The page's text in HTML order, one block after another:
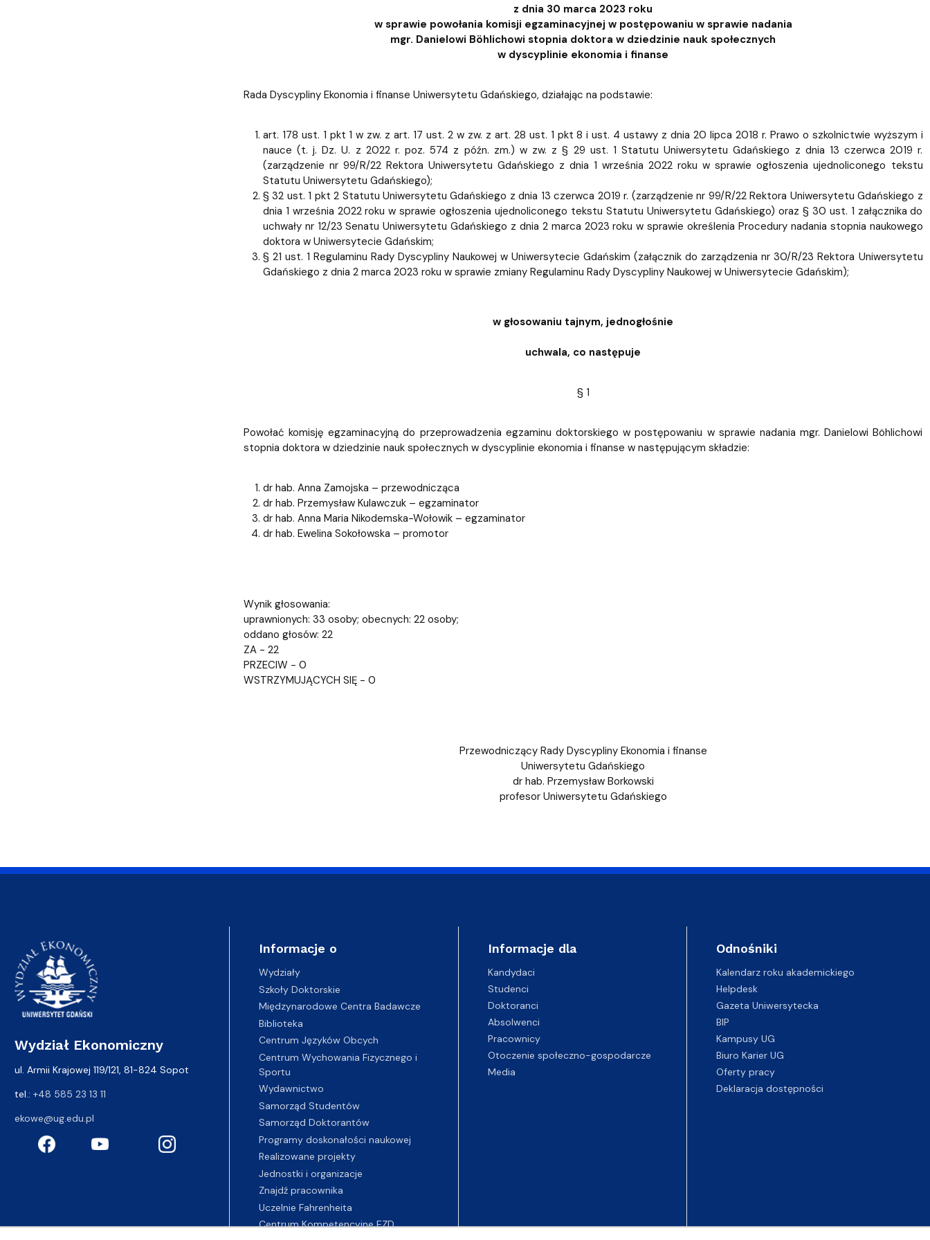
z dnia 30 marca 2023 roku
w sprawie powołania komisji egzaminacyjnej w postępowaniu w sprawie nadania
mgr. Danielowi Böhlichowi stopnia doktora w dziedzinie nauk społecznych
w dyscyplinie ekonomia i finanse
Rada Dyscypliny Ekonomia i finanse Uniwersytetu Gdańskiego, działając na podstawie:
art. 178 ust. 1 pkt 1 w zw. z art. 17 ust. 2 w zw. z art. 28 ust. 1 pkt 8 i ust. 4 ustawy z dnia 20 lipca 2018 r. Prawo o szkolnictwie wyższym i
nauce (t. j. Dz. U. z 2022 r. poz. 574 z późn. zm.) w zw. z § 29 ust. 1 Statutu Uniwersytetu Gdańskiego z dnia 13 czerwca 2019 r.
(zarządzenie nr 99/R/22 Rektora Uniwersytetu Gdańskiego z dnia 1 września 2022 roku w sprawie ogłoszenia ujednoliconego tekstu
Statutu Uniwersytetu Gdańskiego);
§ 32 ust. 1 pkt 2 Statutu Uniwersytetu Gdańskiego z dnia 13 czerwca 2019 r. (zarządzenie nr 99/R/22 Rektora Uniwersytetu Gdańskiego z
dnia 1 września 2022 roku w sprawie ogłoszenia ujednoliconego tekstu Statutu Uniwersytetu Gdańskiego) oraz § 30 ust. 1 załącznika do
uchwały nr 12/23 Senatu Uniwersytetu Gdańskiego z dnia 2 marca 2023 roku w sprawie określenia Procedury nadania stopnia naukowego
doktora w Uniwersytecie Gdańskim;
§ 21 ust. 1 Regulaminu Rady Dyscypliny Naukowej w Uniwersytecie Gdańskim (załącznik do zarządzenia nr 30/R/23 Rektora Uniwersytetu
Gdańskiego z dnia 2 marca 2023 roku w sprawie zmiany Regulaminu Rady Dyscypliny Naukowej w Uniwersytecie Gdańskim);
w głosowaniu tajnym, jednogłośnie
uchwala, co następuje
§ 1
Powołać komisję egzaminacyjną do przeprowadzenia egzaminu doktorskiego w postępowaniu w sprawie nadania mgr. Danielowi Böhlichowi
stopnia doktora w dziedzinie nauk społecznych w dyscyplinie ekonomia i finanse w następującym składzie:
dr hab. Anna Zamojska – przewodnicząca
dr hab. Przemysław Kulawczuk – egzaminator
dr hab. Anna Maria Nikodemska-Wołowik – egzaminator
dr hab. Ewelina Sokołowska – promotor
Wynik głosowania:
uprawnionych: 33 osoby; obecnych: 22 osoby;
oddano głosów: 22
ZA - 22
PRZECIW - 0
WSTRZYMUJĄCYCH SIĘ - 0
Przewodniczący Rady Dyscypliny Ekonomia i finanse
Uniwersytetu Gdańskiego
dr hab. Przemysław Borkowski
profesor Uniwersytetu Gdańskiego
Wydział Ekonomiczny
ul. Armii Krajowej 119/121, 81-824 Sopot
tel.: +48 585 23 13 11
ekowe@ug.edu.pl
Informacje o
Wydziały
Szkoły Doktorskie
Międzynarodowe Centra Badawcze
Biblioteka
Centrum Języków Obcych
Centrum Wychowania Fizycznego i
Sportu
Wydawnictwo
Samorząd Studentów
Samorząd Doktorantów
Programy doskonałości naukowej
Realizowane projekty
Jednostki i organizacje
Znajdź pracownika
Uczelnie Fahrenheita
Centrum Kompetencyjne EZD
Informacje dla
Kandydaci
Studenci
Doktoranci
Absolwenci
Pracownicy
Otoczenie społeczno-gospodarcze
Media
Odnośniki
Kalendarz roku akademickiego
Helpdesk
Gazeta Uniwersytecka
BIP
Kampusy UG
Biuro Karier UG
Oferty pracy
Deklaracja dostępności